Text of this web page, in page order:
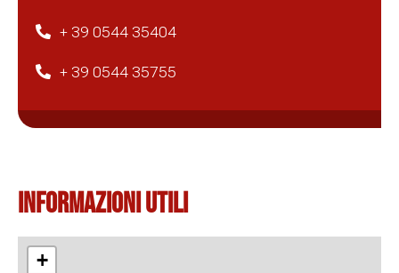
+ 39 0544 35404
+ 39 0544 35755
Informazioni Utili
+